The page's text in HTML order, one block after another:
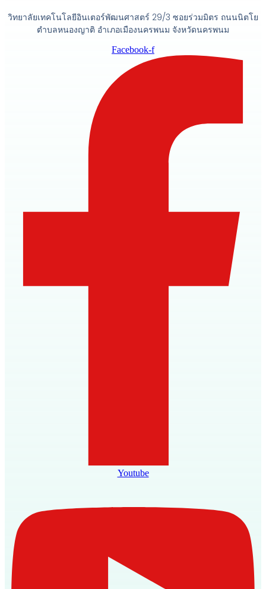
วิทยาลัยเทคโนโลยีอินเตอร์พัฒนศาสตร์ 29/3 ซอยร่วมมิตร ถนนนิตโย
ตำบลหนองญาติ อำเภอเมืองนครพนม จังหวัดนครพนม
Facebook-f
Youtube